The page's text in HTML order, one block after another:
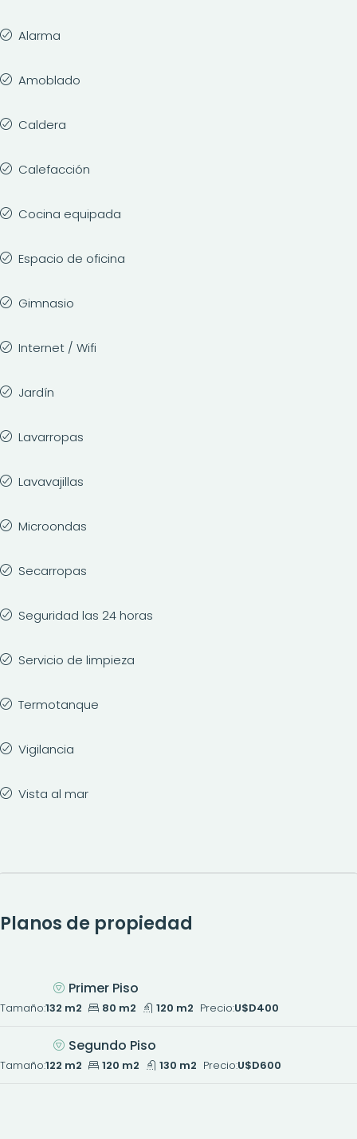
Alarma
Amoblado
Caldera
Calefacción
Cocina equipada
Espacio de oficina
Gimnasio
Internet / Wifi
Jardín
Lavarropas
Lavavajillas
Microondas
Secarropas
Seguridad las 24 horas
Servicio de limpieza
Termotanque
Vigilancia
Vista al mar
Planos de propiedad
Primer Piso
Tamaño:132 m2 80 m2 120 m2 Precio:U$D400
Segundo Piso
Tamaño:122 m2 120 m2 130 m2 Precio:U$D600